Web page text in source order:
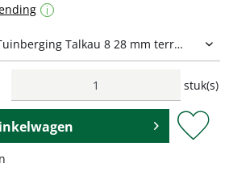
i
stuk(s)